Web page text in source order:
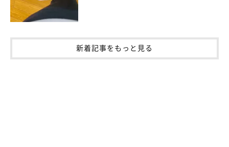
新着記事をもっと見る